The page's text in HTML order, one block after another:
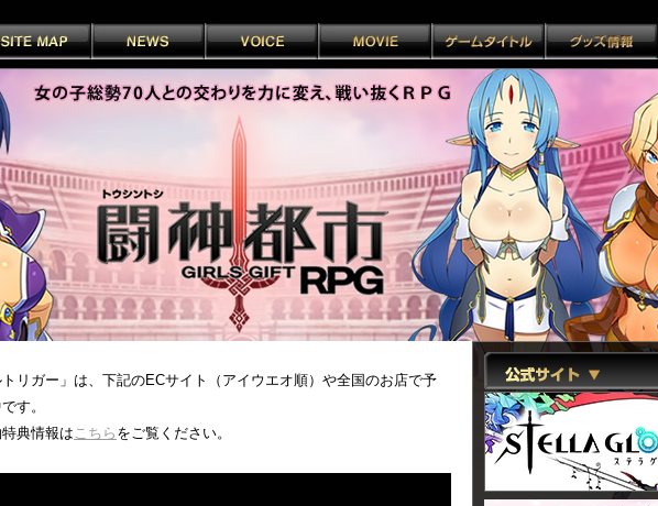
リガー」は、下記のECサイト（アイウエオ順）や全国のお店で予
す。
典情報はこちら をご覧ください。